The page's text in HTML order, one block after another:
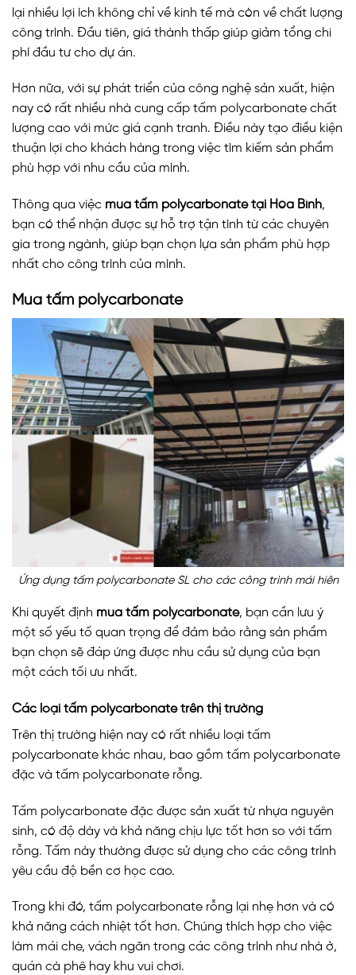
lại nhiều lợi ích không chỉ về kinh tế mà còn về chất lượng
công trình. Đầu tiên, giá thành thấp giúp giảm tổng chi
phí đầu tư cho dự án.
Hơn nữa, với sự phát triển của công nghệ sản xuất, hiện
nay có rất nhiều nhà cung cấp tấm polycarbonate chất
lượng cao với mức giá cạnh tranh. Điều này tạo điều kiện
thuận lợi cho khách hàng trong việc tìm kiếm sản phẩm
phù hợp với nhu cầu của mình.
Thông qua việc mua tấm polycarbonate tại Hòa Bình,
bạn có thể nhận được sự hỗ trợ tận tình từ các chuyên
gia trong ngành, giúp bạn chọn lựa sản phẩm phù hợp
nhất cho công trình của mình.
Mua tấm polycarbonate
Ứng dụng tấm polycarbonate SL cho các công trình mái hiên
Khi quyết định mua tấm polycarbonate, bạn cần lưu ý
một số yếu tố quan trọng để đảm bảo rằng sản phẩm
bạn chọn sẽ đáp ứng được nhu cầu sử dụng của bạn
một cách tối ưu nhất.
Các loại tấm polycarbonate trên thị trường
Trên thị trường hiện nay có rất nhiều loại tấm
polycarbonate khác nhau, bao gồm tấm polycarbonate
đặc và tấm polycarbonate rỗng.
Tấm polycarbonate đặc được sản xuất từ nhựa nguyên
sinh, có độ dày và khả năng chịu lực tốt hơn so với tấm
rỗng. Tấm này thường được sử dụng cho các công trình
yêu cầu độ bền cơ học cao.
Trong khi đó, tấm polycarbonate rỗng lại nhẹ hơn và có
khả năng cách nhiệt tốt hơn. Chúng thích hợp cho việc
làm mái che, vách ngăn trong các công trình như nhà ở,
quán cà phê hay khu vui chơi.